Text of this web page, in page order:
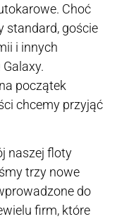
Choć
standard, goście
i innych
początek
chcemy przyjąć
naszej floty
trzy nowe
do
firm, które